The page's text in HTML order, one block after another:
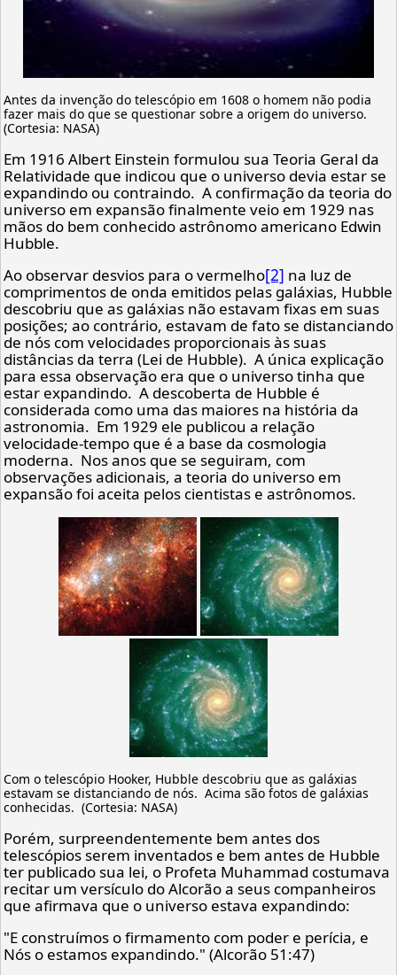
Antes da invenção do telescópio em 1608 o homem não podia
fazer mais do que se questionar sobre a origem do universo.
(Cortesia: NASA)
Em 1916 Albert Einstein formulou sua Teoria Geral da
Relatividade que indicou que o universo devia estar se
expandindo ou contraindo. A confirmação da teoria do
universo em expansão finalmente veio em 1929 nas
mãos do bem conhecido astrônomo americano Edwin
Hubble.
Ao observar desvios para o vermelho[2] na luz de
comprimentos de onda emitidos pelas galáxias, Hubble
descobriu que as galáxias não estavam fixas em suas
posições; ao contrário, estavam de fato se distanciando
de nós com velocidades proporcionais às suas
distâncias da terra (Lei de Hubble). A única explicação
para essa observação era que o universo tinha que
estar expandindo. A descoberta de Hubble é
considerada como uma das maiores na história da
astronomia. Em 1929 ele publicou a relação
velocidade-tempo que é a base da cosmologia
moderna. Nos anos que se seguiram, com
observações adicionais, a teoria do universo em
expansão foi aceita pelos cientistas e astrônomos.
Com o telescópio Hooker, Hubble descobriu que as galáxias
estavam se distanciando de nós. Acima são fotos de galáxias
conhecidas. (Cortesia: NASA)
Porém, surpreendentemente bem antes dos
telescópios serem inventados e bem antes de Hubble
ter publicado sua lei, o Profeta Muhammad costumava
recitar um versículo do Alcorão a seus companheiros
que afirmava que o universo estava expandindo:
"E construímos o firmamento com poder e perícia, e
Nós o estamos expandindo." (Alcorão 51:47)